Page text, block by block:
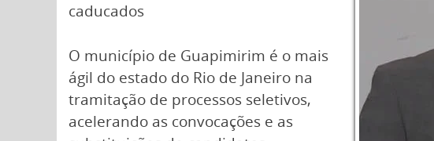
caducados
O município de Guapimirim é o mais
ágil do estado do Rio de Janeiro na
tramitação de processos seletivos,
acelerando as convocações e as